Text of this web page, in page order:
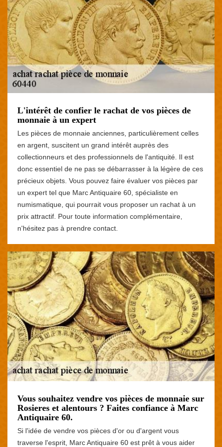
L'intérêt de confier le rachat de vos pièces de
monnaie à un expert
Les pièces de monnaie anciennes, particulièrement celles
en argent, suscitent un grand intérêt auprès des
collectionneurs et des professionnels de l'antiquité. Il est
donc essentiel de ne pas se débarrasser à la légère de ces
précieux objets. Vous pouvez faire évaluer vos pièces par
un expert tel que Marc Antiquaire 60, spécialiste en
numismatique, qui pourrait vous proposer un rachat à un
prix attractif. Pour toute information complémentaire,
n'hésitez pas à prendre contact.
Vous souhaitez vendre vos pièces de monnaie sur
Rosieres et alentours ? Faites confiance à Marc
Antiquaire 60.
Si l'idée de vendre vos pièces d'or ou d'argent vous
traverse l'esprit, Marc Antiquaire 60 est prêt à vous aider